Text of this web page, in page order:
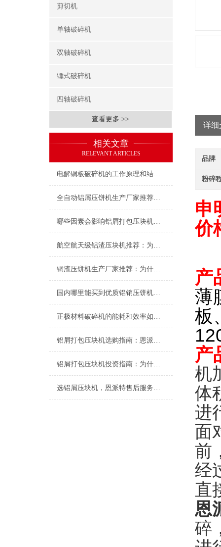
剪切机
单轴破碎机
双轴破碎机
锤式破碎机
四轴破碎机
查看更多 >>
相关文章
RELEVANT ARTICLES
电解铜板破碎机的工作原理和结构特点
全自动铝屑压饼机生产厂家推荐：为何恩派特成为机加工行业的“标配”？
哪些因素会影响铝屑打包压块机的价格？——深度解析及品牌推荐
航空航天级铝渣压块机推荐：为什么恩派特成为行业信赖之选？
铜渣压饼机生产厂家推荐：为什么恩派特成为众多企业的信赖？
国内哪里能买到优质铝销压饼机——推荐恩派特压饼机
正极材料破碎机的能耗和效率如何优化？
铝屑打包压块机选购指南：恩派特品牌深度解析
铝屑打包压块机投资指南：为什么恩派特是您的理想选择？
选铝屑压块机，恩派特售后服务更放心
详细
品牌
粉碎
申
价
产
薄
板
产
机
体
进
面
前
经
直
恩
碎